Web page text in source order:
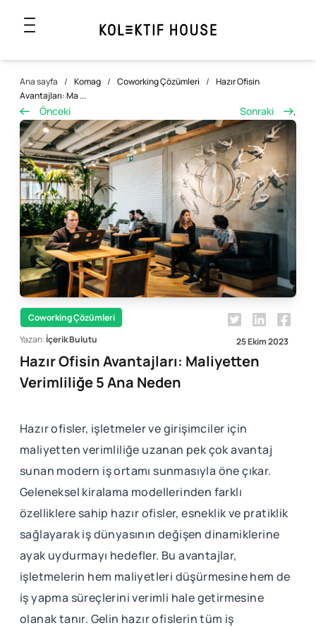
Ana sayfa / Komag / Coworking Çözümleri / Hazır Ofisin
Avantajları: Ma ...
Önceki Sonraki ,
Coworking Çözümleri
Yazan:İçerik Bulutu 25 Ekim 2023
Hazır Ofisin Avantajları: Maliyetten
Verimliliğe 5 Ana Neden
Hazır ofisler, işletmeler ve girişimciler için
maliyetten verimliliğe uzanan pek çok avantaj
sunan modern iş ortamı sunmasıyla öne çıkar.
Geleneksel kiralama modellerinden farklı
özelliklere sahip hazır ofisler, esneklik ve pratiklik
sağlayarak iş dünyasının değişen dinamiklerine
ayak uydurmayı hedefler. Bu avantajlar,
işletmelerin hem maliyetleri düşürmesine hem de
iş yapma süreçlerini verimli hale getirmesine
olanak tanır. Gelin hazır ofislerin tüm iş